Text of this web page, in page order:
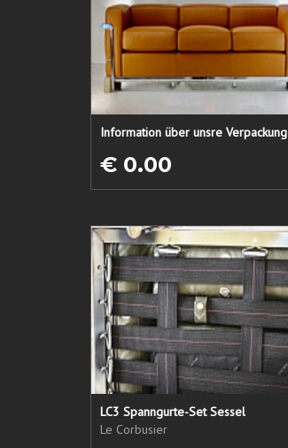
Information über unsre Verpackung
€ 0.00
LC3 Spanngurte-Set Sessel
Le Corbusier